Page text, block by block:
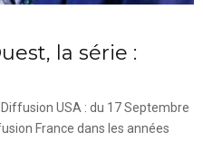
la série :
USA : du 17 Septembre
France dans les années